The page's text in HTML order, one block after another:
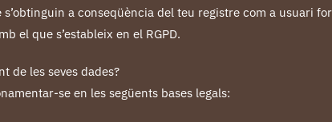
a conseqüència del teu registre com a usuari
el que s’estableix en el RGPD.
de les seves dades?
se en les següents bases legals: